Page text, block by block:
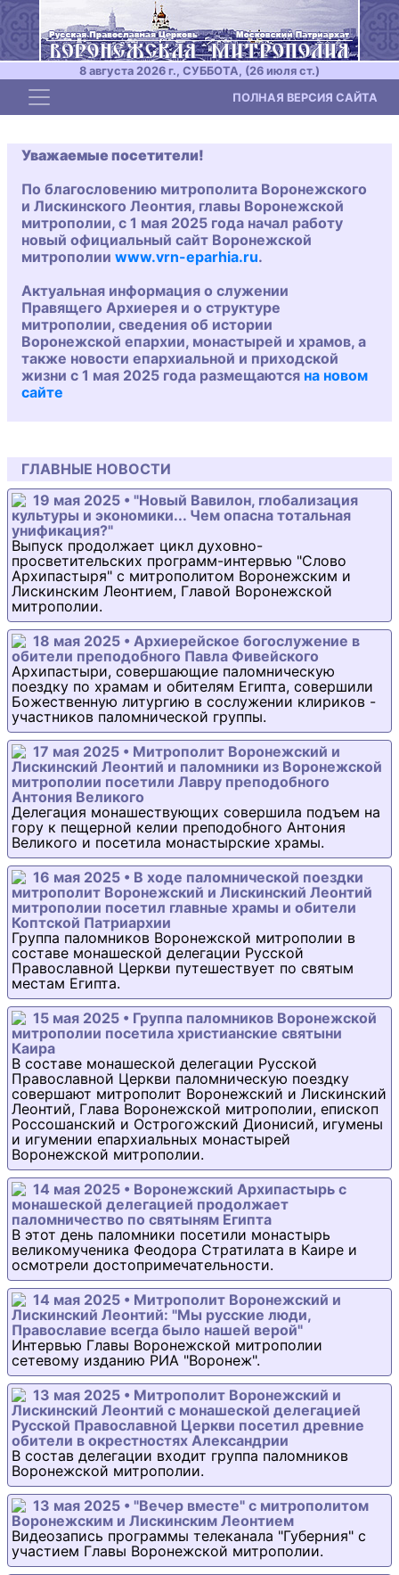
8 августа 2026 г., СУББОТА, (26 июля ст.)
Toggle navigation ПОЛНАЯ ВЕРСИЯ САЙТА
Уважаемые посетители!
По благословению митрополита Воронежского
и Лискинского Леонтия, главы Воронежской
митрополии, с 1 мая 2025 года начал работу
новый официальный сайт Воронежской
митрополии www.vrn-eparhia.ru.
Актуальная информация о служении
Правящего Архиерея и о структуре
митрополии, сведения об истории
Воронежской епархии, монастырей и храмов, а
также новости епархиальной и приходской
жизни с 1 мая 2025 года размещаются на новом
сайте
ГЛАВНЫЕ НОВОСТИ
19 мая 2025 • "Новый Вавилон, глобализация
культуры и экономики... Чем опасна тотальная
унификация?"
Выпуск продолжает цикл духовно-
просветительских программ-интервью "Слово
Архипастыря" с митрополитом Воронежским и
Лискинским Леонтием, Главой Воронежской
митрополии.
18 мая 2025 • Архиерейское богослужение в
обители преподобного Павла Фивейского
Архипастыри, совершающие паломническую
поездку по храмам и обителям Египта, совершили
Божественную литургию в сослужении клириков -
участников паломнической группы.
17 мая 2025 • Митрополит Воронежский и
Лискинский Леонтий и паломники из Воронежской
митрополии посетили Лавру преподобного
Антония Великого
Делегация монашествующих совершила подъем на
гору к пещерной келии преподобного Антония
Великого и посетила монастырские храмы.
16 мая 2025 • В ходе паломнической поездки
митрополит Воронежский и Лискинский Леонтий
митрополии посетил главные храмы и обители
Коптской Патриархии
Группа паломников Воронежской митрополии в
составе монашеской делегации Русской
Православной Церкви путешествует по святым
местам Египта.
15 мая 2025 • Группа паломников Воронежской
митрополии посетила христианские святыни
Каира
В составе монашеской делегации Русской
Православной Церкви паломническую поездку
совершают митрополит Воронежский и Лискинский
Леонтий, Глава Воронежской митрополии, епископ
Россошанский и Острогожский Дионисий, игумены
и игумении епархиальных монастырей
Воронежской митрополии.
14 мая 2025 • Воронежский Архипастырь с
монашеской делегацией продолжает
паломничество по святыням Египта
В этот день паломники посетили монастырь
великомученика Феодора Стратилата в Каире и
осмотрели достопримечательности.
14 мая 2025 • Митрополит Воронежский и
Лискинский Леонтий: "Мы русские люди,
Православие всегда было нашей верой"
Интервью Главы Воронежской митрополии
сетевому изданию РИА "Воронеж".
13 мая 2025 • Митрополит Воронежский и
Лискинский Леонтий с монашеской делегацией
Русской Православной Церкви посетил древние
обители в окрестностях Александрии
В состав делегации входит группа паломников
Воронежской митрополии.
13 мая 2025 • "Вечер вместе" с митрополитом
Воронежским и Лискинским Леонтием
Видеозапись программы телеканала "Губерния" с
участием Главы Воронежской митрополии.